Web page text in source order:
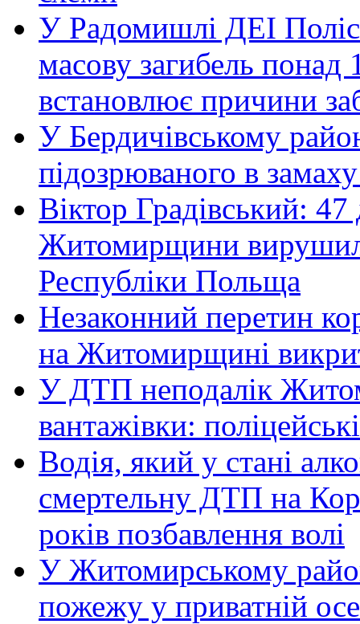
У Радомишлі ДЕІ
масову загибель понад
встановлює причини
У Бердичівському
підозрюваного в
Віктор Градівський: 47
Житомирщини
Республіки Польща
Незаконний перетин
на Житомирщині
У ДТП неподалік
вантажівки:
Водія, який у стані
смертельну ДТП на
років позбавлення волі
У Житомирському
пожежу у приватній